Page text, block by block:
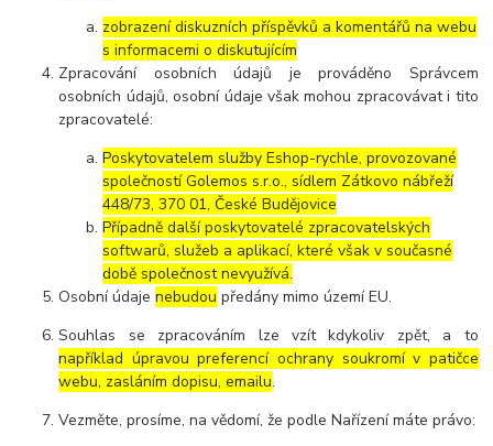
zobrazení diskuzních příspěvků a komentářů na webu
s informacemi o diskutujícím
Zpracování osobních údajů je prováděno Správcem
osobních údajů, osobní údaje však mohou zpracovávat i tito
zpracovatelé:
Poskytovatelem služby Eshop-rychle, provozované
společností Golemos s.r.o., sídlem Zátkovo nábřeží
448/73, 370 01, České Budějovice
Případně další poskytovatelé zpracovatelských
softwarů, služeb a aplikací, které však v současné
době společnost nevyužívá.
Osobní údajenebudou předány mimo území EU.
Souhlas se zpracováním lze vzít kdykoliv zpět, a to
například úpravou preferencí ochrany soukromí v patičce
webu, zasláním dopisu, emailu.
Vezměte, prosíme, na vědomí, že podle Nařízení máte právo: